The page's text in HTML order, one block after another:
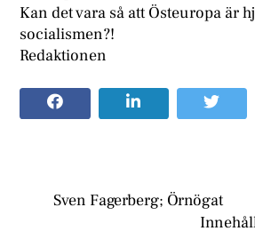
Kan det vara så att Östeuropa är
socialismen?!
Redaktionen
Sven Fagerberg; Örnögat